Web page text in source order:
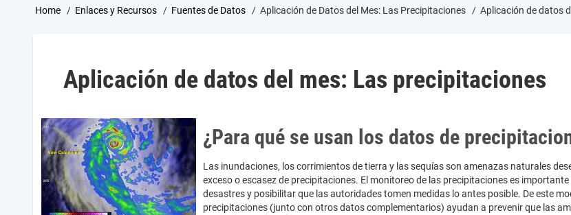
Breadcrumb
Home Enlaces y Recursos Fuentes de Datos Aplicación de Datos del Mes: Las Precipitaciones Aplicación de datos
Aplicación de datos del mes: Las precipitaciones
¿Para qué se usan los datos de
Las inundaciones, los corrimientos de tierra y las sequías son amenazas naturales
exceso o escasez de precipitaciones. El monitoreo de las precipitaciones es
desastres y posibilitar que las autoridades tomen medidas lo antes posible. De este
precipitaciones (junto con otros datos complementarios) ayudan a prevenir que las